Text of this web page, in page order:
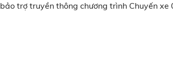
bảo trợ truyền thông chương trình Chuyến xe